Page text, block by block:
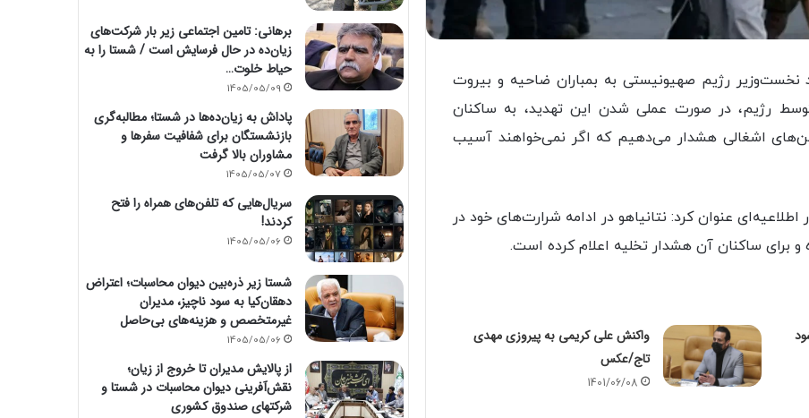
نخست‌وزیر رژیم صهیونیستی به بمباران ضاحیه و بیروت
رژیم، در صورت عملی شدن این تهدید، به ساکنان
اشغالی هشدار می‌دهیم که اگر نمی‌خواهند آسیب
اطلاعیه‌ای عنوان کرد: نتانیاهو در ادامه شرارت‌های خود در
و برای ساکنان آن هشدار تخلیه اعلام کرده است.
واکنش علی کریمی به پیروزی مهدی
تاج/عکس
1401/06/08
برهانی: تامین اجتماعی زیر بار شرکت‌های
زیان‌ده در حال فرسایش است / شستا را به
حیاط خلوت…
1405/05/09
پاداش به زیان‌ده‌ها در شستا؛ مطالبه‌گری
بازنشستگان برای شفافیت سفرها و
مشاوران بالا گرفت
1405/05/07
سریال‌هایی که تلفن‌های همراه را فتح
کردند!
1405/05/06
شستا زیر ذره‌بین دیوان محاسبات؛ اعتراض
دهقان‌کیا به سود ناچیز، مدیران
غیرمتخصص و هزینه‌های بی‌حاصل
1405/05/06
از پالایش مدیران تا خروج از زیان؛
نقش‌آفرینی دیوان محاسبات در شستا و
شرکتهای صندوق کشوری